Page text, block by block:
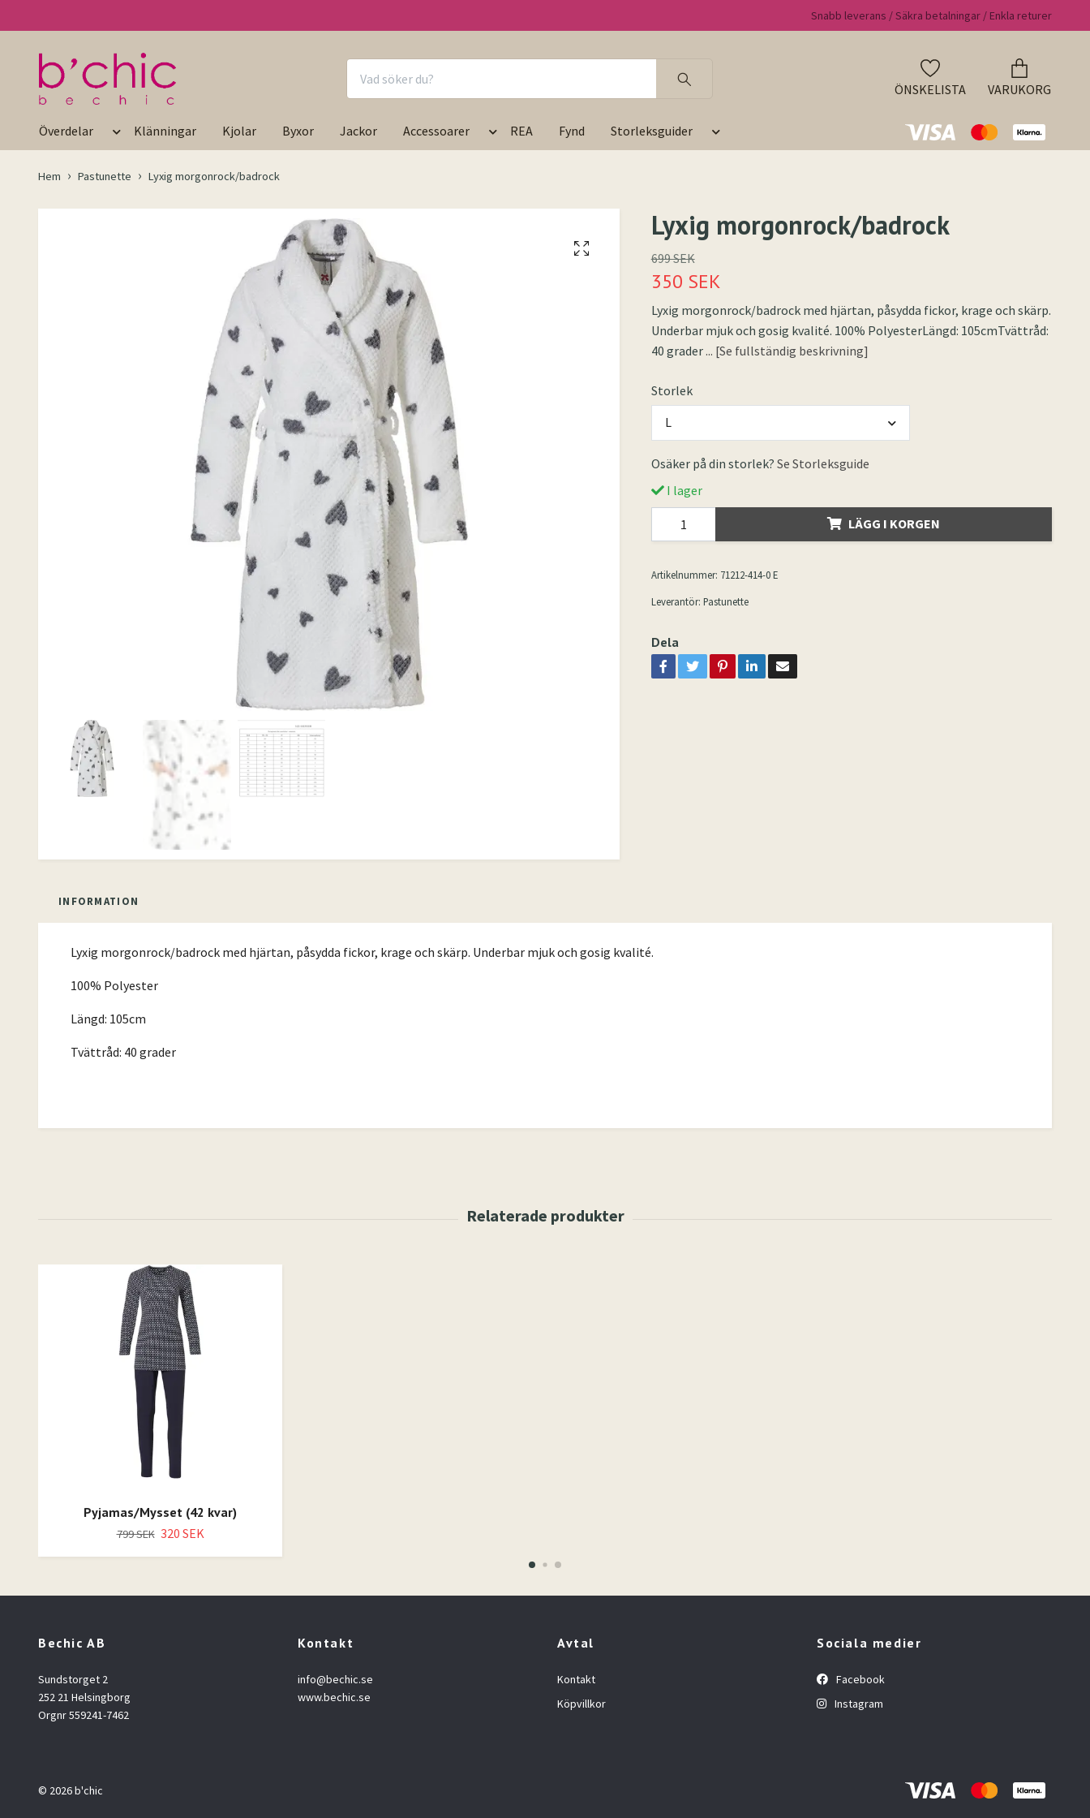
Snabb leverans / Säkra betalningar / Enkla returer
ÖNSKELISTA VARUKORG
Överdelar Klänningar Kjolar Byxor Jackor Accessoarer REA Fynd Storleksguider
Hem Pastunette Lyxig morgonrock/badrock
Lyxig morgonrock/badrock
699 SEK
350 SEK
Lyxig morgonrock/badrock med hjärtan, påsydda fickor, krage och skärp.
Underbar mjuk och gosig kvalité. 100% PolyesterLängd: 105cmTvättråd:
40 grader ... [Se fullständig beskrivning]
Storlek
L
Osäker på din storlek? Se Storleksguide
I lager
LÄGG I KORGEN
Artikelnummer: 71212-414-0 E
Leverantör: Pastunette
Dela
INFORMATION
Lyxig morgonrock/badrock med hjärtan, påsydda fickor, krage och skärp. Underbar mjuk och gosig kvalité.
100% Polyester
Längd: 105cm
Tvättråd: 40 grader
Pyjamas/Mysset (42 kvar)
799 SEK 320 SEK
Bechic AB
Sundstorget 2
252 21 Helsingborg
Orgnr 559241-7462
Kontakt
info@bechic.se
www.bechic.se
Avtal
Kontakt
Köpvillkor
Sociala medier
Facebook
Instagram
© 2026 b'chic